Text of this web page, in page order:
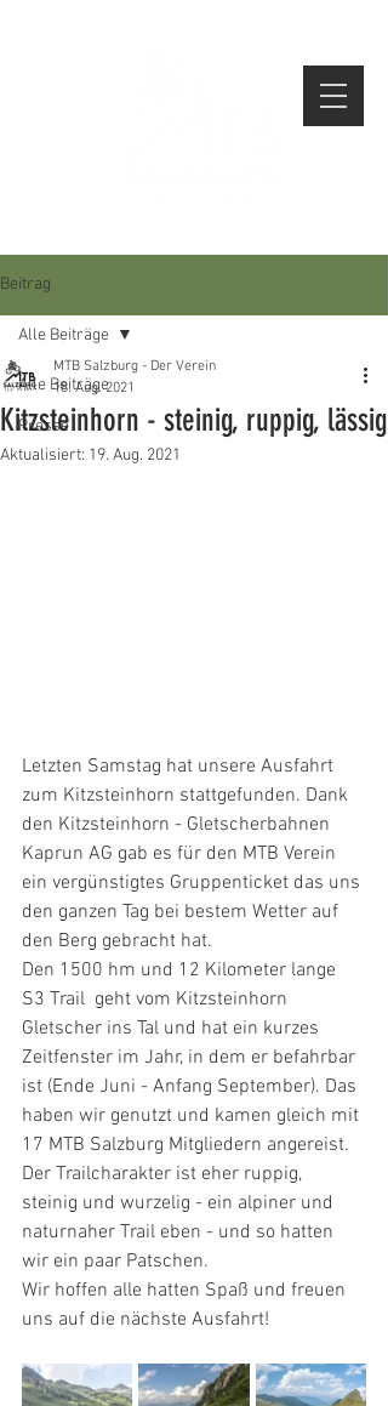
Beitrag
Alle Beiträge
Presse
Alle Beiträge
Kitzsteinhorn - steinig, ruppig, lässig
MTB Salzburg - Der Verein
18. Aug. 2021
Aktualisiert: 19. Aug. 2021
Letzten Samstag hat unsere Ausfahrt
zum Kitzsteinhorn stattgefunden. Dank
den Kitzsteinhorn - Gletscherbahnen
Kaprun AG gab es für den MTB Verein
ein vergünstigtes Gruppenticket das uns
den ganzen Tag bei bestem Wetter auf
den Berg gebracht hat.
Den 1500 hm und 12 Kilometer lange
S3 Trail  geht vom Kitzsteinhorn
Gletscher ins Tal und hat ein kurzes
Zeitfenster im Jahr, in dem er befahrbar
ist (Ende Juni - Anfang September). Das
haben wir genutzt und kamen gleich mit
17 MTB Salzburg Mitgliedern angereist.
Der Trailcharakter ist eher ruppig,
steinig und wurzelig - ein alpiner und
naturnaher Trail eben - und so hatten
wir ein paar Patschen.
Wir hoffen alle hatten Spaß und freuen
uns auf die nächste Ausfahrt!